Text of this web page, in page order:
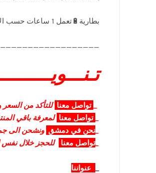
تواصل معنا للتأكد من السعر
تواصل معنا لمعرفة باقي
نحن في دمشق ونشحن الى
تواصل معنا للحجز خلال نفس
عنواننا